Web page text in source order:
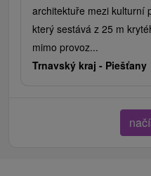
architektuře mezi kulturní
který sestává z 25 m
mimo provoz...
Trnavský kraj - Piešťany